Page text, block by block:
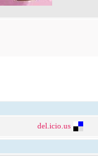
del.icio.us